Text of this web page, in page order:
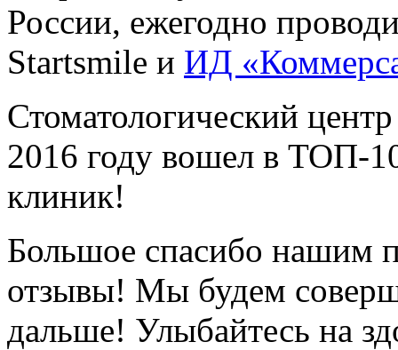
России, ежегодно
Startsmile и ИД
Стоматологический
2016 году вошел в ТОП-
клиник!
Большое спасибо нашим
отзывы! Мы будем
дальше! Улыбайтесь на